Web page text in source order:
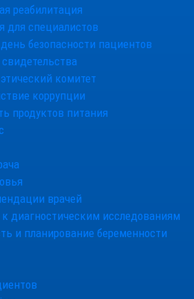
реабилитация
для специалистов
безопасности пациентов
комитет
коррупции
продуктов питания
врачей
диагностическим исследованиям
и планирование беременности